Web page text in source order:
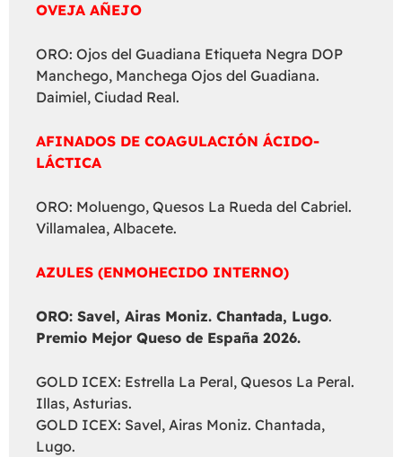
OVEJA AÑEJO
ORO: Ojos del Guadiana Etiqueta Negra DOP
Manchego, Manchega Ojos del Guadiana.
Daimiel, Ciudad Real.
AFINADOS DE COAGULACIÓN ÁCIDO-
LÁCTICA
ORO: Moluengo, Quesos La Rueda del Cabriel.
Villamalea, Albacete.
AZULES (ENMOHECIDO INTERNO)
ORO: Savel, Airas Moniz. Chantada, Lugo.
Premio Mejor Queso de España 2026.
GOLD ICEX: Estrella La Peral, Quesos La Peral.
Illas, Asturias.
GOLD ICEX: Savel, Airas Moniz. Chantada,
Lugo.